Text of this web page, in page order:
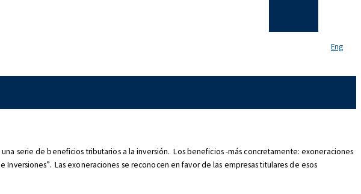
Eng
serie de beneficios tributarios a la inversión. Los beneficios -más concretamente: exoneraciones
Las exoneraciones se reconocen en favor de las empresas titulares de esos